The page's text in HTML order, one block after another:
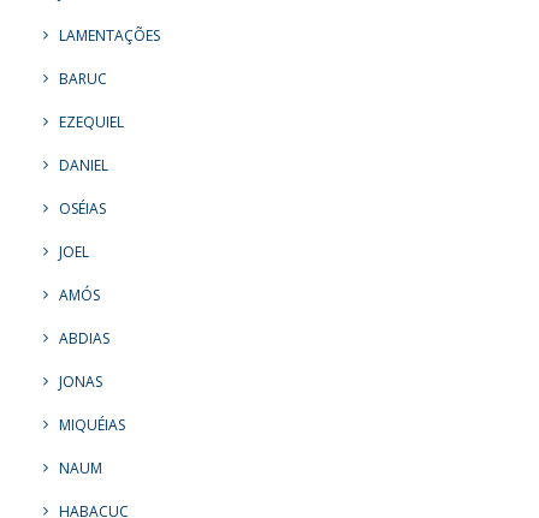
LAMENTAÇÕES
BARUC
EZEQUIEL
DANIEL
OSÉIAS
JOEL
AMÓS
ABDIAS
JONAS
MIQUÉIAS
NAUM
HABACUC